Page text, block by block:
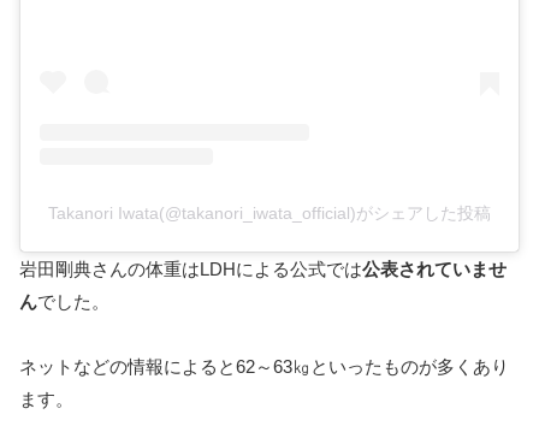
Takanori Iwata(@takanori_iwata_official)がシェアした投稿
岩田剛典さんの体重はLDHによる公式では公表されていませ
んでした。
ネットなどの情報によると62～63㎏といったものが多くあり
ます。